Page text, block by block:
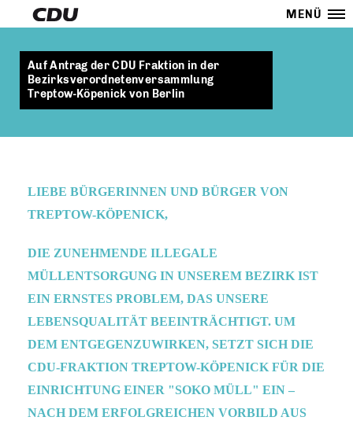
MENÜ
Auf Antrag der CDU Fraktion in der
Bezirksverordnetenversammlung
Treptow-Köpenick von Berlin
LIEBE BÜRGERINNEN UND BÜRGER VON
TREPTOW-KÖPENICK,
DIE ZUNEHMENDE ILLEGALE
MÜLLENTSORGUNG IN UNSEREM BEZIRK IST
EIN ERNSTES PROBLEM, DAS UNSERE
LEBENSQUALITÄT BEEINTRÄCHTIGT. UM
DEM ENTGEGENZUWIRKEN, SETZT SICH DIE
CDU-FRAKTION TREPTOW-KÖPENICK FÜR DIE
EINRICHTUNG EINER "SOKO MÜLL" EIN –
NACH DEM ERFOLGREICHEN VORBILD AUS